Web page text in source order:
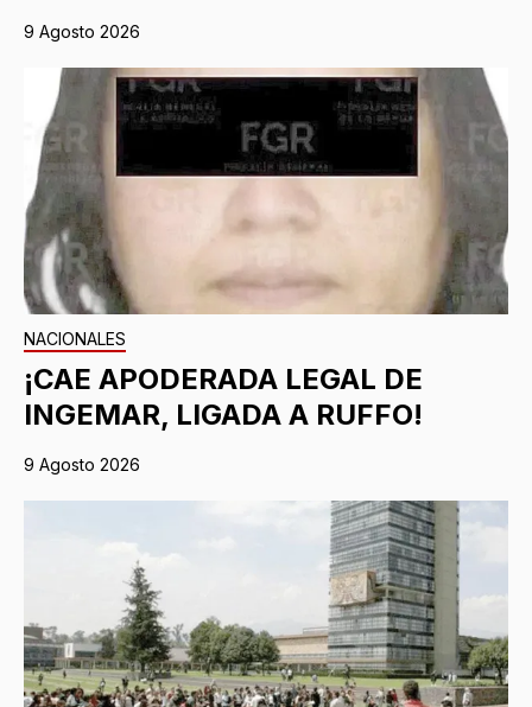
9 Agosto 2026
NACIONALES
¡CAE APODERADA LEGAL DE
INGEMAR, LIGADA A RUFFO!
9 Agosto 2026